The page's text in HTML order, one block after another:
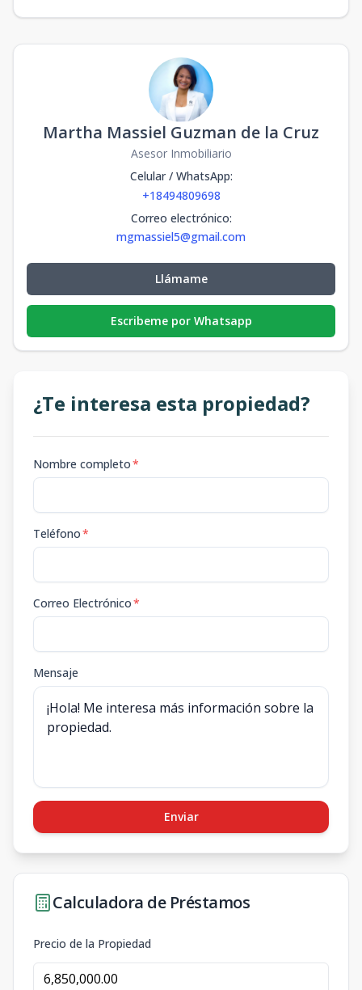
Martha Massiel Guzman de la Cruz
Asesor Inmobiliario
Celular / WhatsApp:
+18494809698
Correo electrónico:
mgmassiel5@gmail.com
Llámame
Escribeme por Whatsapp
¿Te interesa esta propiedad?
Nombre completo*
Teléfono*
Correo Electrónico*
Mensaje
Enviar
Calculadora de Préstamos
Precio de la Propiedad